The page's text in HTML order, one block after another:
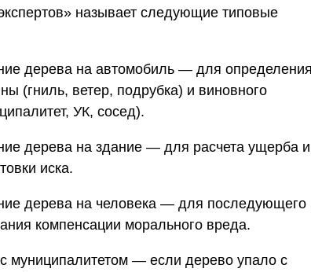
называет следующие типовые
дерева на автомобиль — для определения
(гниль, ветер, подрубка) и виновного
УК, сосед).
дерева на здание — для расчета ущерба и
иска.
дерева на человека — для последующего
компенсации морального вреда.
муниципалитетом — если дерево упало с